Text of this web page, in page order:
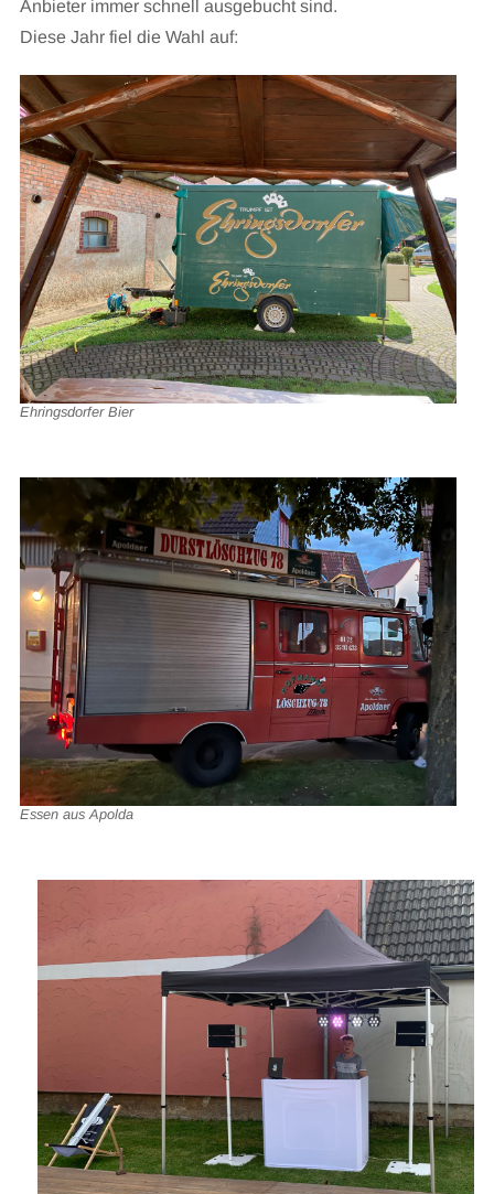
Anbieter immer schnell ausgebucht sind.
Diese Jahr fiel die Wahl auf:
Ehringsdorfer Bier
Essen aus Apolda